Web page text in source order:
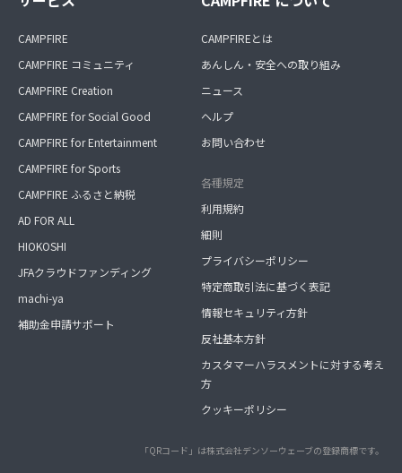
CAMPFIRE
CAMPFIRE コミュニティ
CAMPFIRE Creation
CAMPFIRE for Social Good
CAMPFIRE for Entertainment
CAMPFIRE for Sports
CAMPFIRE ふるさと納税
AD FOR ALL
HIOKOSHI
JFAクラウドファンディング
machi-ya
補助金申請サポート
CAMPFIREとは
あんしん・安全への取り組み
ニュース
ヘルプ
お問い合わせ
各種規定
利用規約
細則
プライバシーポリシー
特定商取引法に基づく表記
情報セキュリティ方針
反社基本方針
カスタマーハラスメントに対する考え
方
クッキーポリシー
「QRコード」は株式会社デンソーウェーブの登録商標です。